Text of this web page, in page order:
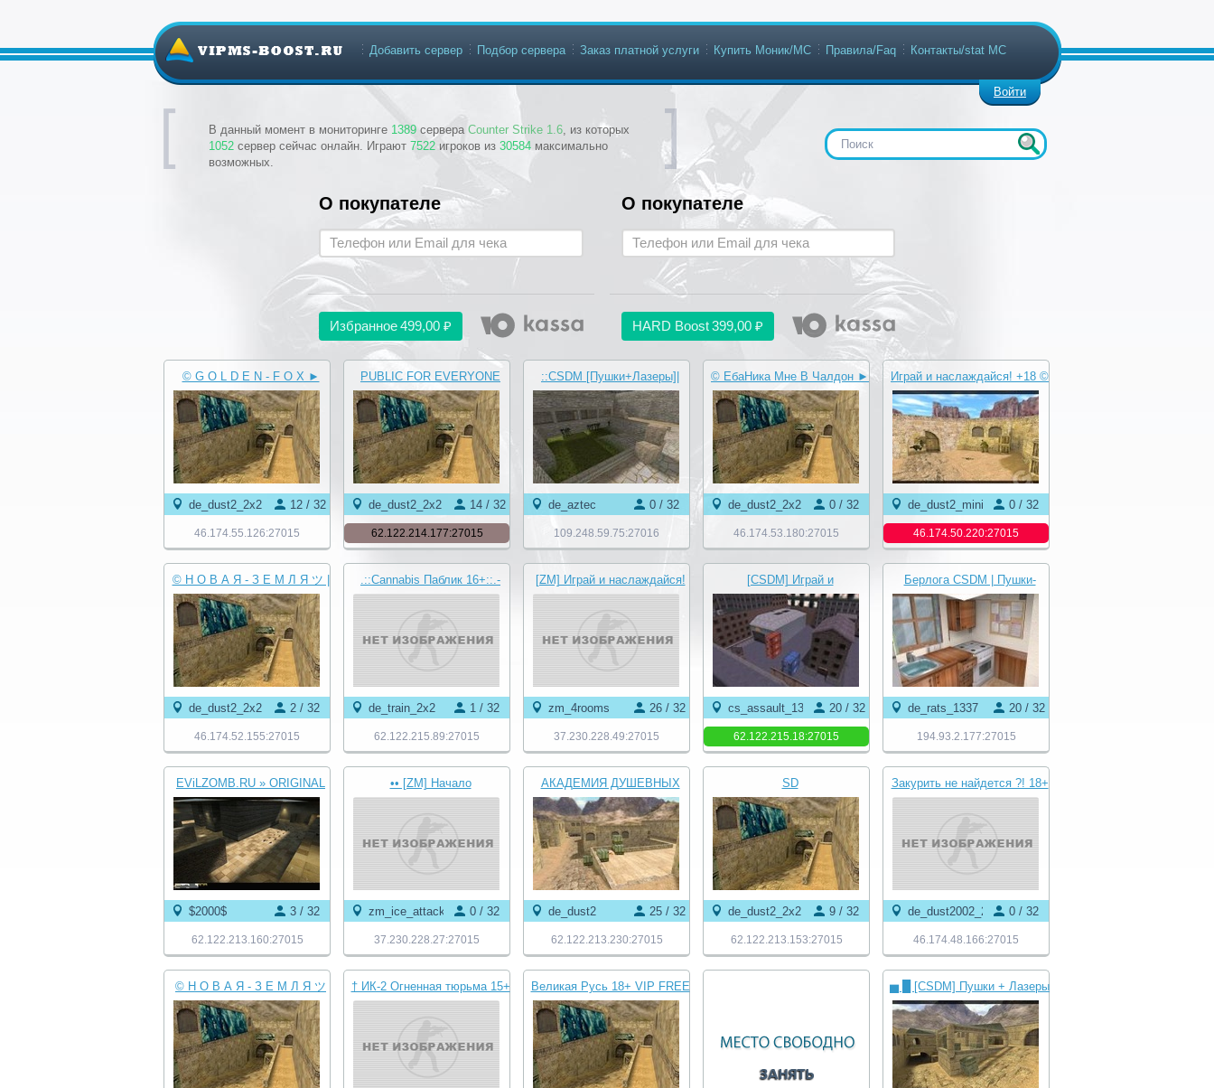
В данный момент в мониторинге 1389 сервера Counter Strike 1.6, из которых
1052 сервер сейчас онлайн. Играют 7522 игроков из 30584 максимально
возможных.
Войти
Добавить сервер Подбор сервера Заказ платной услуги Купить Моник/МС Правила/Faq Контакты/stat МС
О покупателе
Избранное499,00 ₽
О покупателе
HARD Boost399,00 ₽
© G O L D E N - F O X ►
12 / 32
de_dust2_2x2
46.174.55.126:27015
PUBLIC FOR EVERYONE
ORIGINAL
14 / 32
de_dust2_2x2
62.122.214.177:27015
::CSDM [Пушки+Лазеры]|
Новые оружия::.
0 / 32
de_aztec
109.248.59.75:27016
© ЕбаНика Мне В Чалдон ►
PUBLIC
0 / 32
de_dust2_2x2
46.174.53.180:27015
Играй и наслаждайся! +18 ©
Public
0 / 32
de_dust2_mini
46.174.50.220:27015
© Н О В А Я - З Е М Л Я ツ |
НАМ 9 ЛЕТ ✔
2 / 32
de_dust2_2x2
46.174.52.155:27015
.::Cannabis Паблик 16+::.-
{VIP БЕСПЛАТНО}-©
1 / 32
de_train_2x2
62.122.215.89:27015
[ZM] Играй и наслаждайся!
© Zombie Show
26 / 32
zm_4rooms
37.230.228.49:27015
[CSDM] Играй и
наслаждайся! © Classic
20 / 32
cs_assault_1337
62.122.215.18:27015
Берлога CSDM | Пушки-
Лазеры
20 / 32
de_rats_1337
194.93.2.177:27015
EViLZOMB.RU » ORIGINAL
BIOHAZARD © 2016-2026
3 / 32
$2000$
62.122.213.160:27015
•• [ZM] Начало
Апокалипсиса ••
0 / 32
zm_ice_attack_hd
37.230.228.27:27015
АКАДЕМИЯ ДУШЕВНЫХ
СТАРИЧКОВ 18+ ©
25 / 32
de_dust2
62.122.213.230:27015
SD
9 / 32
de_dust2_2x2
62.122.213.153:27015
Закурить не найдется ?! 18+
0 / 32
de_dust2002_2x2
46.174.48.166:27015
© Н О В А Я - З Е М Л Я ツ
O N L Y -- D U S T 2 ★
† ИК-2 Огненная тюрьма 15+
† FREE VIP
Великая Русь 18+ VIP FREE
▅ █ [CSDM] Пушки + Лазеры
© █ ▅